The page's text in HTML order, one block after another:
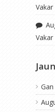
Vakar
Vakar